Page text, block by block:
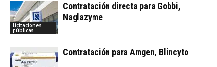
Licitaciones
públicas
Contratación directa para Gobbi,
Naglazyme
Contratación para Amgen, Blincyto